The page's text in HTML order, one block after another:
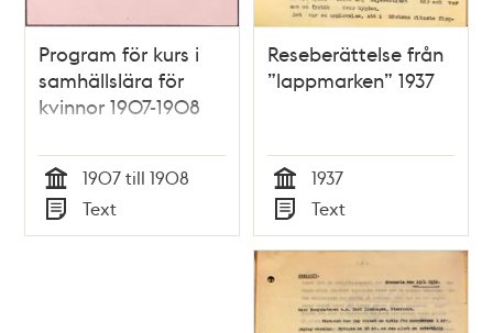
Program för kurs i
samhällslära för
kvinnor 1907-1908
Tid
1907 till 1908
Typ
Text
Reseberättelse från
”lappmarken” 1937
Tid
1937
Typ
Text